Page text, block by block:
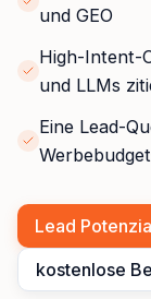
und GEO
High-Intent-
und LLMs
Eine Lead-
Lead
kostenlose